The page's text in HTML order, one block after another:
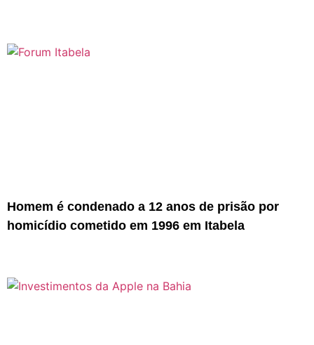
Homem é condenado a 12 anos de prisão por
homicídio cometido em 1996 em Itabela